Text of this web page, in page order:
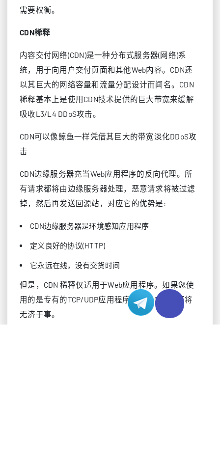
需要权衡。
CDN稀释
内容交付网络(CDN)是一种分布式服务器(网络)系
统，用于向用户交付页面和其他Web内容。CDN还
以其巨大的网络容量和流量分配设计而闻名。CDN
稀释基本上是使用CDN技术提供的巨大带宽来缓解
吸收L3/L4 DDoS攻击。
CDN可以像鲸鱼一样凭借其巨大的带宽淡化DDoS攻
击
CDN边缘服务器充当Web应用程序的反向代理。所
有请求都将由边缘服务器处理，恶意请求将被过滤
掉，然后再发送回源站，对应它的优势是:
CDN边缘服务器是环境感知应用程序
定义良好的协议(HTTP)
它永远在线，没有交货时间
但是，CDN 稀释仅适用于Web应用程序。如果您使
用的是专有的TCP/UDP应用程序，那么CDN稀释将
无济于事。